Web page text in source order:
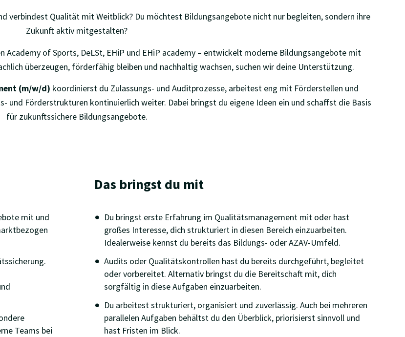
verbindest Qualität mit Weitblick? Du möchtest Bildungsangebote nicht nur begleiten, sondern ihre
Zukunft aktiv mitgestalten?
Academy of Sports, DeLSt, EHiP und EHiP academy – entwickelt moderne Bildungsangebote mit
überzeugen, förderfähig bleiben und nachhaltig wachsen, suchen wir deine Unterstützung.
(m/w/d) koordinierst du Zulassungs- und Auditprozesse, arbeitest eng mit Förderstellen und
und Förderstrukturen kontinuierlich weiter. Dabei bringst du eigene Ideen ein und schaffst die Basis
für zukunftssichere Bildungsangebote.
mit und
Teams bei
Das bringst du mit
Du bringst erste Erfahrung im Qualitätsmanagement mit oder hast
großes Interesse, dich strukturiert in diesen Bereich einzuarbeiten.
Idealerweise kennst du bereits das Bildungs- oder AZAV-Umfeld.
Audits oder Qualitätskontrollen hast du bereits durchgeführt, begleitet
oder vorbereitet. Alternativ bringst du die Bereitschaft mit, dich
sorgfältig in diese Aufgaben einzuarbeiten.
Du arbeitest strukturiert, organisiert und zuverlässig. Auch bei mehreren
parallelen Aufgaben behältst du den Überblick, priorisierst sinnvoll und
hast Fristen im Blick.